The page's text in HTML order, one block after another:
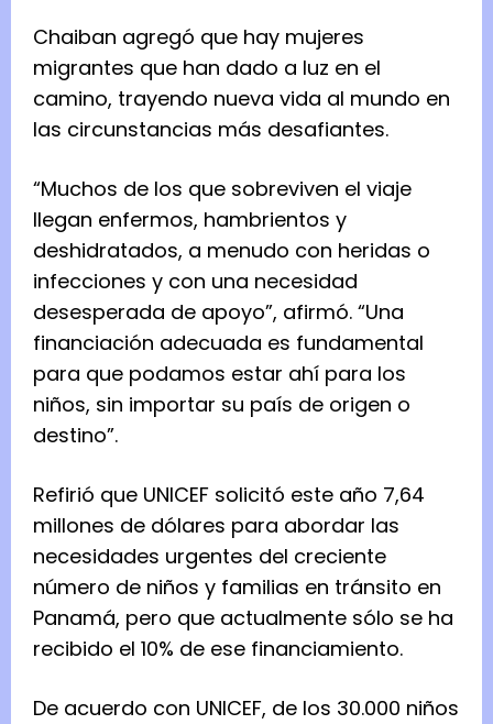
Chaiban agregó que hay mujeres
migrantes que han dado a luz en el
camino, trayendo nueva vida al mundo en
las circunstancias más desafiantes.
“Muchos de los que sobreviven el viaje
llegan enfermos, hambrientos y
deshidratados, a menudo con heridas o
infecciones y con una necesidad
desesperada de apoyo”, afirmó. “Una
financiación adecuada es fundamental
para que podamos estar ahí para los
niños, sin importar su país de origen o
destino”.
Refirió que UNICEF solicitó este año 7,64
millones de dólares para abordar las
necesidades urgentes del creciente
número de niños y familias en tránsito en
Panamá, pero que actualmente sólo se ha
recibido el 10% de ese financiamiento.
De acuerdo con UNICEF, de los 30.000 niños